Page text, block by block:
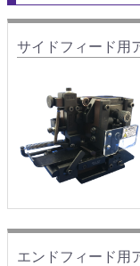
サイドフィード用
エンドフィード用